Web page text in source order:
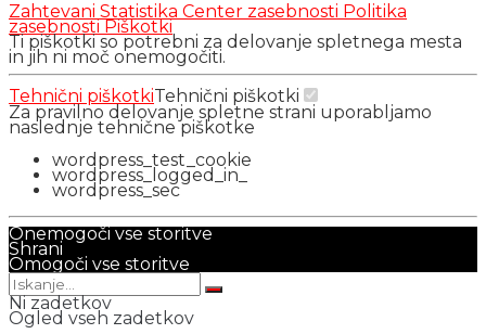
Zahtevani Statistika Center zasebnosti Politika
zasebnostiPiškotki
Ti piškotki so potrebni za delovanje spletnega mesta
in jih ni moč onemogočiti.
Tehnični piškotkiTehnični piškotki
Za pravilno delovanje spletne strani uporabljamo
naslednje tehnične piškotke
wordpress_test_cookie
wordpress_logged_in_
wordpress_sec
Onemogoči vse storitve
Shrani
Omogoči vse storitve
Ni zadetkov
Ogled vseh zadetkov